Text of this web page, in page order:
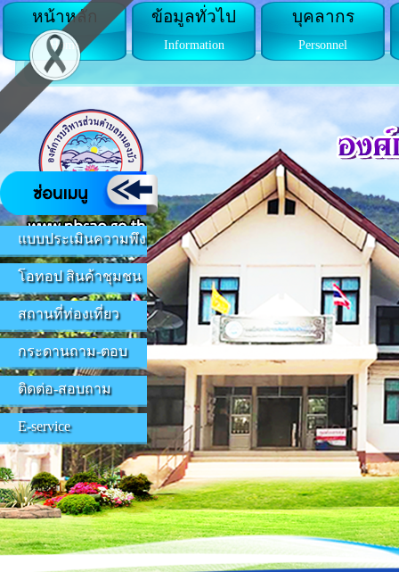
แบบประเมินความพึง
โอทอป สินค้าชุมชน
สถานที่ท่องเที่ยว
กระดานถาม-ตอบ
ติดต่อ-สอบถาม
E-service
หน้าหลัก
Home
ข้อมูลทั่วไป
Information
บุคลากร
Personnel